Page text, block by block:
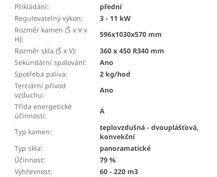
Přikládání:
přední
Regulovatelný výkon:
3 - 11 kW
Rozměr kamen (Š x V x
H):
596x1030x570 mm
Rozměr skla (Š x V):
360 x 450 R340 mm
Sekundární spalování:
Ano
Spotřeba paliva:
2 kg/hod
Terciární přívod
vzduchu:
Ano
Třída energetické
účinnosti:
A
Typ kamen:
teplovzdušná - dvouplášťová,
konvekční
Typ skla:
panoramatické
Účinnost:
79 %
Výhřevnost:
60 - 220 m3